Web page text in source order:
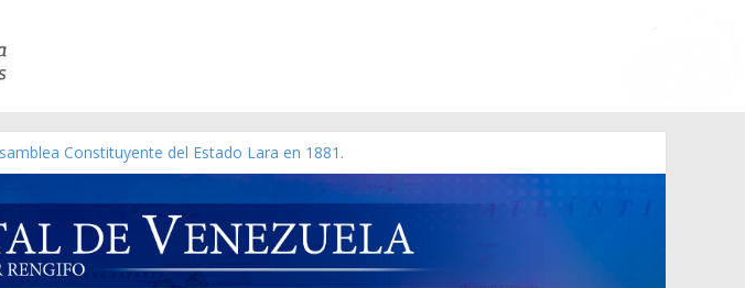
Constituyente del Estado Lara en 1881.
Mes V, Caracas 09 de marzo de 2006 N° 38.394